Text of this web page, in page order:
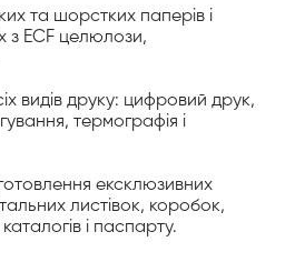
та шорстких паперів і
з ECF целюлози,
видів друку: цифровий друк,
термографія і
ексклюзивних
листівок, коробок,
і паспарту.